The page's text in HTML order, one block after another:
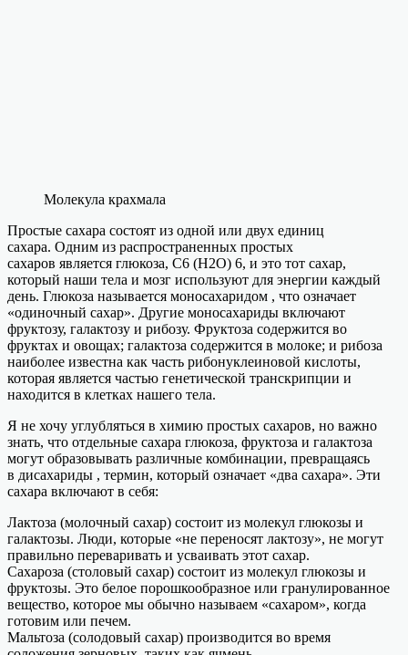
Молекула крахмала
Простые сахара состоят из одной или двух единиц
сахара. Одним из распространенных простых
сахаров является глюкоза, C6 (H2O) 6, и это тот сахар,
который наши тела и мозг используют для энергии каждый
день. Глюкоза называется моносахаридом , что означает
«одиночный сахар». Другие моносахариды включают
фруктозу, галактозу и рибозу. Фруктоза содержится во
фруктах и ​​овощах; галактоза содержится в молоке; и рибоза
наиболее известна как часть рибонуклеиновой кислоты,
которая является частью генетической транскрипции и
находится в клетках нашего тела.
Я не хочу углубляться в химию простых сахаров, но важно
знать, что отдельные сахара глюкоза, фруктоза и галактоза
могут образовывать различные комбинации, превращаясь
в дисахариды , термин, который означает «два сахара». Эти
сахара включают в себя:
Лактоза (молочный сахар) состоит из молекул глюкозы и
галактозы. Люди, которые «не переносят лактозу», не могут
правильно переваривать и усваивать этот сахар.
Сахароза (столовый сахар) состоит из молекул глюкозы и
фруктозы. Это белое порошкообразное или гранулированное
вещество, которое мы обычно называем «сахаром», когда
готовим или печем.
Мальтоза (солодовый сахар) производится во время